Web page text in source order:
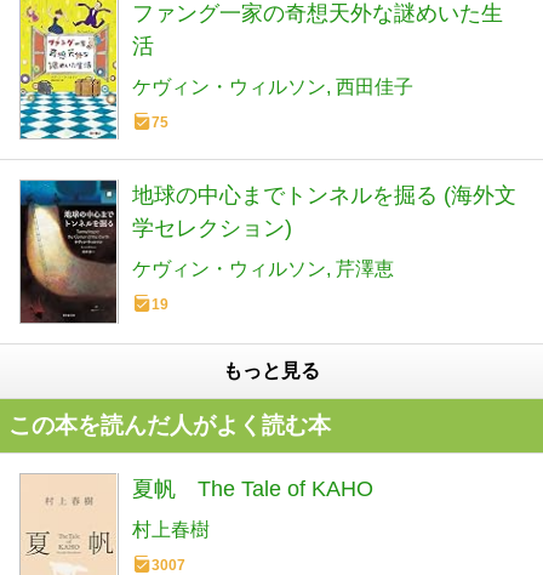
ファング一家の奇想天外な謎めいた生
活
ケヴィン・ウィルソン 西田佳子
75
地球の中心までトンネルを掘る (海外文
学セレクション)
ケヴィン・ウィルソン 芹澤恵
19
もっと見る
この本を読んだ人がよく読む本
夏帆 The Tale of KAHO
村上春樹
3007